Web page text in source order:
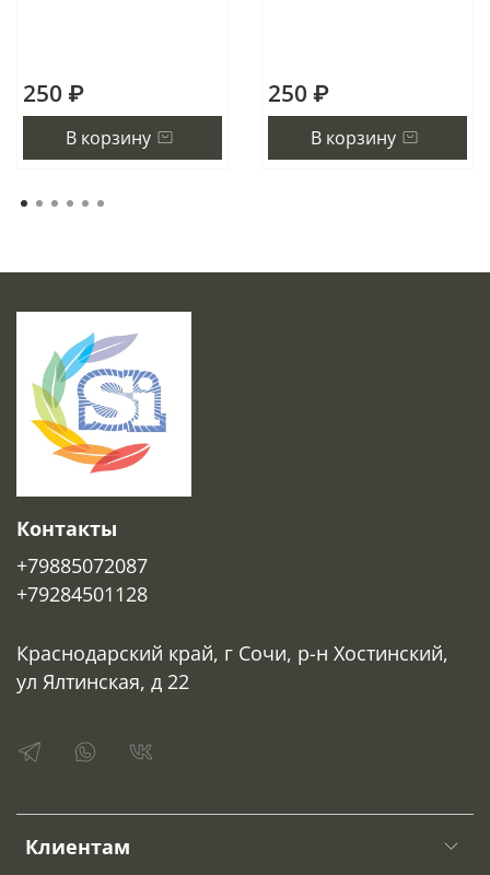
250 ₽
В корзину
250 ₽
В корзину
Клиентам
Контакты
+79885072087
+79284501128
Краснодарский край, г Сочи, р-н Хостинский,
ул Ялтинская, д 22